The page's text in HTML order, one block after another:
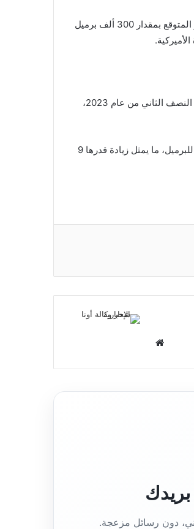
وعلى عكس التوقعات السابقة، ستنخفض مخزونات النفط للعام المقبل، بدلاً من النمو المتوقع بمقدار 300 ألف برميل
وتقدر إدارة معلومات الطاقة أن متوسط أسعار خام برنت سيبلغ 79 دولاراً للبرميل في النصف الثاني من عام 2023،
علاوة على ذلك، ازدادت توقعات أسعار النفط لعام 2024 إلى متوسط قدره 84 دولاراً للبرميل، ما يمثل زيادة قدرها 9
ق
دون رسائل مزعجة.